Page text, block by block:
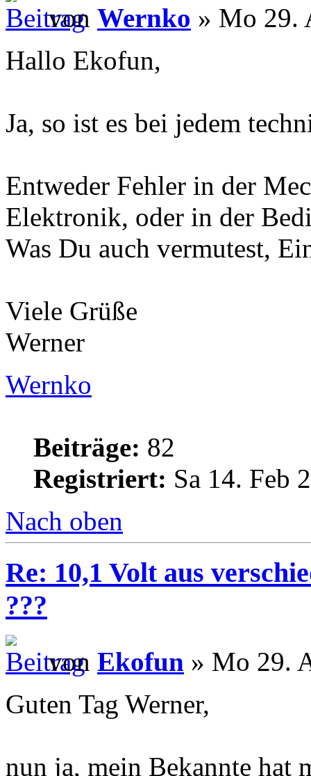
von Wernko » Mo 29.
Hallo Ekofun,
Ja, so ist es bei jedem
Entweder Fehler in der
Elektronik, oder in der
Was Du auch vermutest,
Viele Grüße
Werner
Wernko
Beiträge: 82
Registriert: Sa 14. Feb
Nach oben
Re: 10,1 Volt aus
???
von Ekofun » Mo 29.
Guten Tag Werner,
nun ja, mein Bekannte hat